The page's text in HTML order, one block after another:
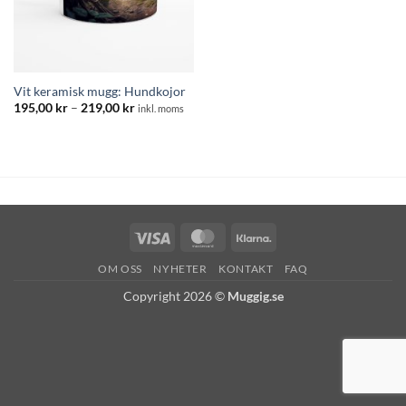
Vit keramisk mugg: Hundkojor
195,00 kr – 219,00 krPrisintervall:
inkl. moms
Visa MasterCard
OM OSS NYHETER KONTAKT FAQ
Copyright 2026 © Muggig.se